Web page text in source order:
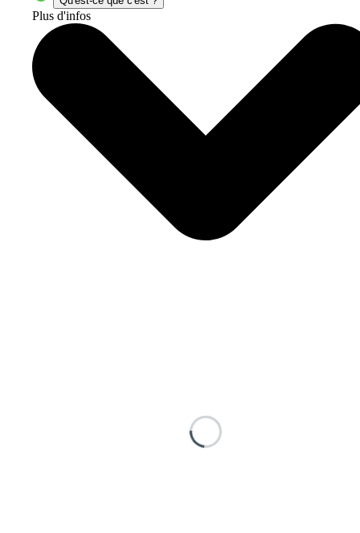
Plus d'infos